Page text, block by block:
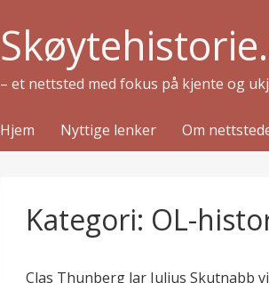
– et nettsted med fokus på kjente og
Hjem Nyttige lenker Om
Kategori: OL-
Clas Thunberg lar Julius Skutnabb